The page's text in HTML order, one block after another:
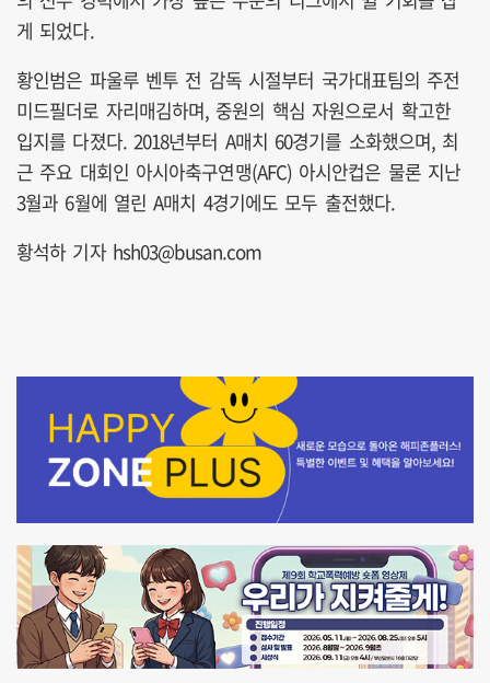
게 되었다.
황인범은 파울루 벤투 전 감독 시절부터 국가대표팀의 주전
미드필더로 자리매김하며, 중원의 핵심 자원으로서 확고한
입지를 다졌다. 2018년부터 A매치 60경기를 소화했으며, 최
근 주요 대회인 아시아축구연맹(AFC) 아시안컵은 물론 지난
3월과 6월에 열린 A매치 4경기에도 모두 출전했다.
황석하 기자 hsh03@busan.com